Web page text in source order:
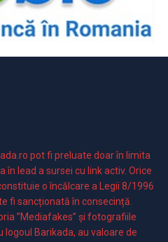
pot fi preluate doar în limita
în lead a sursei cu link activ. Orice
o încălcare a Legii 8/1996
fi sancționată în consecință.
”Mediafakes” și fotografiile
Barikada, au valoare de